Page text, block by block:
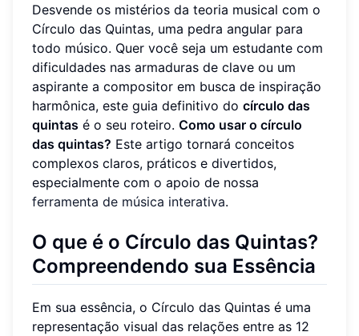
Desvende os mistérios da teoria musical com o
Círculo das Quintas, uma pedra angular para
todo músico. Quer você seja um estudante com
dificuldades nas armaduras de clave ou um
aspirante a compositor em busca de inspiração
harmônica, este guia definitivo do círculo das
quintas é o seu roteiro. Como usar o círculo
das quintas? Este artigo tornará conceitos
complexos claros, práticos e divertidos,
especialmente com o apoio de nossa
ferramenta de música interativa.
O que é o Círculo das Quintas?
Compreendendo sua Essência
Em sua essência, o Círculo das Quintas é uma
representação visual das relações entre as 12